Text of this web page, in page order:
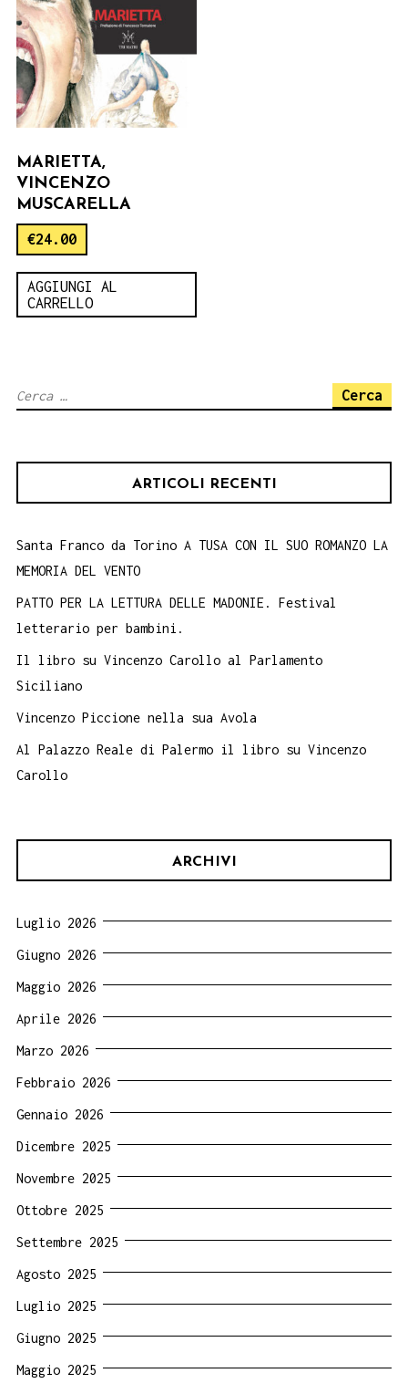
MARIETTA,
VINCENZO
MUSCARELLA
€24.00
AGGIUNGI AL
CARRELLO
Ricerca
ARTICOLI RECENTI
Santa Franco da Torino A TUSA CON IL SUO ROMANZO LA
MEMORIA DEL VENTO
PATTO PER LA LETTURA DELLE MADONIE. Festival
letterario per bambini.
Il libro su Vincenzo Carollo al Parlamento
Siciliano
Vincenzo Piccione nella sua Avola
Al Palazzo Reale di Palermo il libro su Vincenzo
Carollo
ARCHIVI
Luglio 2026
Giugno 2026
Maggio 2026
Aprile 2026
Marzo 2026
Febbraio 2026
Gennaio 2026
Dicembre 2025
Novembre 2025
Ottobre 2025
Settembre 2025
Agosto 2025
Luglio 2025
Giugno 2025
Maggio 2025